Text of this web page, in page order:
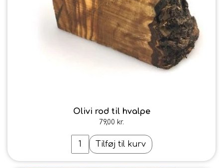
Olivi rod til hvalpe
79,00 kr.
Tilføj til kurv